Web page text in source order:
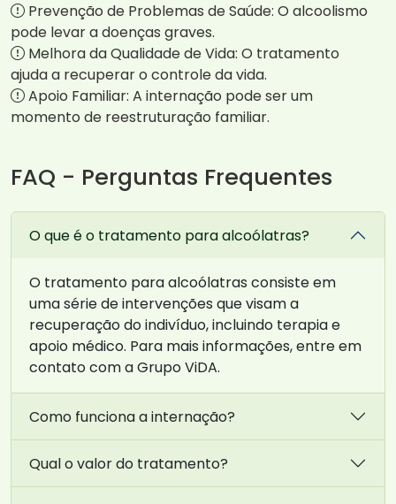
Prevenção de Problemas de Saúde: O alcoolismo
pode levar a doenças graves.
Melhora da Qualidade de Vida: O tratamento
ajuda a recuperar o controle da vida.
Apoio Familiar: A internação pode ser um
momento de reestruturação familiar.
FAQ - Perguntas Frequentes
O que é o tratamento para alcoólatras?
O tratamento para alcoólatras consiste em
uma série de intervenções que visam a
recuperação do indivíduo, incluindo terapia e
apoio médico. Para mais informações, entre em
contato com a Grupo ViDA.
Como funciona a internação?
Qual o valor do tratamento?